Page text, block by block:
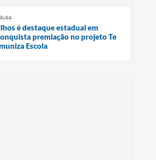
é destaque estadual em
premiação no projeto Te
Escola